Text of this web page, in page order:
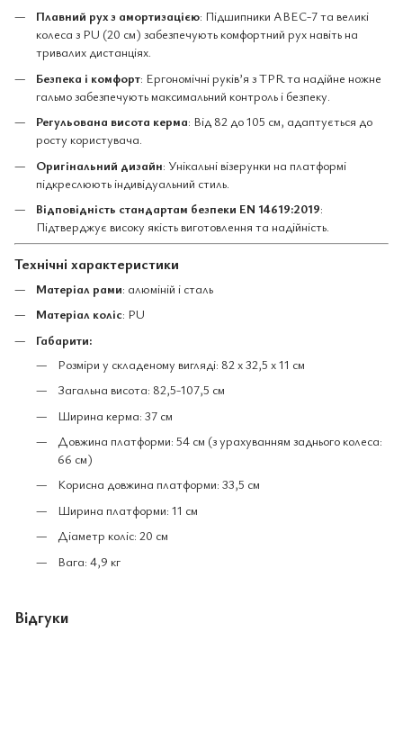
Плавний рух з амортизацією: Підшипники ABEC-7 та великі
колеса з PU (20 см) забезпечують комфортний рух навіть на
тривалих дистанціях.
Безпека і комфорт: Ергономічні руків’я з TPR та надійне ножне
гальмо забезпечують максимальний контроль і безпеку.
Регульована висота керма: Від 82 до 105 см, адаптується до
росту користувача.
Оригінальний дизайн: Унікальні візерунки на платформі
підкреслюють індивідуальний стиль.
Відповідність стандартам безпеки EN 14619:2019:
Підтверджує високу якість виготовлення та надійність.
Технічні характеристики
Матеріал рами: алюміній і сталь
Матеріал коліс: PU
Габарити:
Розміри у складеному вигляді: 82 x 32,5 x 11 см
Загальна висота: 82,5-107,5 см
Ширина керма: 37 см
Довжина платформи: 54 см (з урахуванням заднього колеса:
66 см)
Корисна довжина платформи: 33,5 см
Ширина платформи: 11 см
Діаметр коліс: 20 см
Вага: 4,9 кг
Відгуки